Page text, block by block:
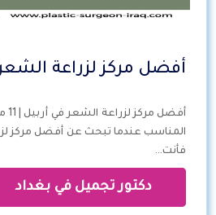
أفضل مركز لزراعة الشعر
المناسب عندما تبحث عن أفضل مركز
فأنت…
دكتور تجميل في بغداد